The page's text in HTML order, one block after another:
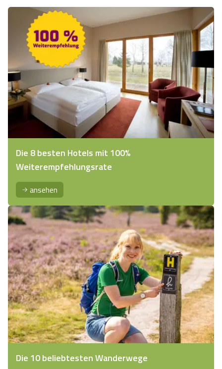
Die 8 besten Hotels mit 100%
Weiterempfehlungsrate
ansehen
Die 10 beliebtesten Wanderwege